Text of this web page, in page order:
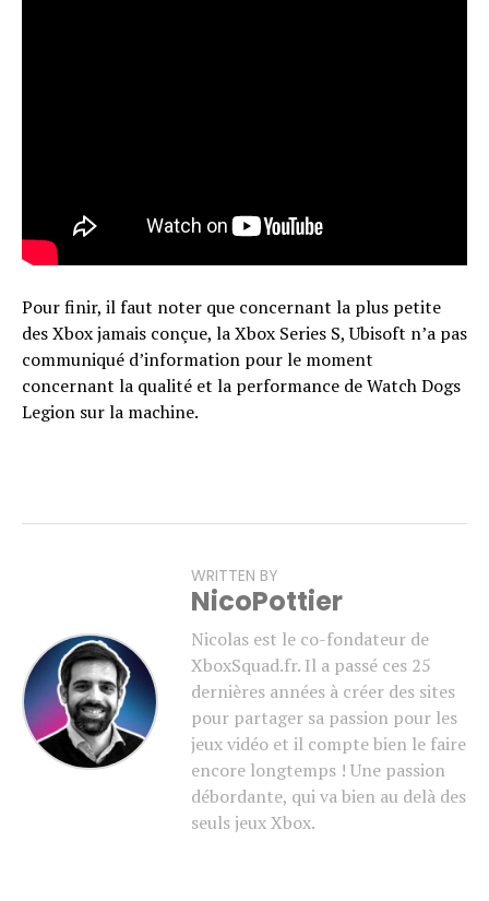
Pour finir, il faut noter que concernant la plus petite
des Xbox jamais conçue, la Xbox Series S, Ubisoft n’a pas
communiqué d’information pour le moment
concernant la qualité et la performance de Watch Dogs
Legion sur la machine.
WRITTEN BY
NicoPottier
Nicolas est le co-fondateur de
XboxSquad.fr. Il a passé ces 25
dernières années à créer des sites
pour partager sa passion pour les
jeux vidéo et il compte bien le faire
encore longtemps ! Une passion
débordante, qui va bien au delà des
seuls jeux Xbox.